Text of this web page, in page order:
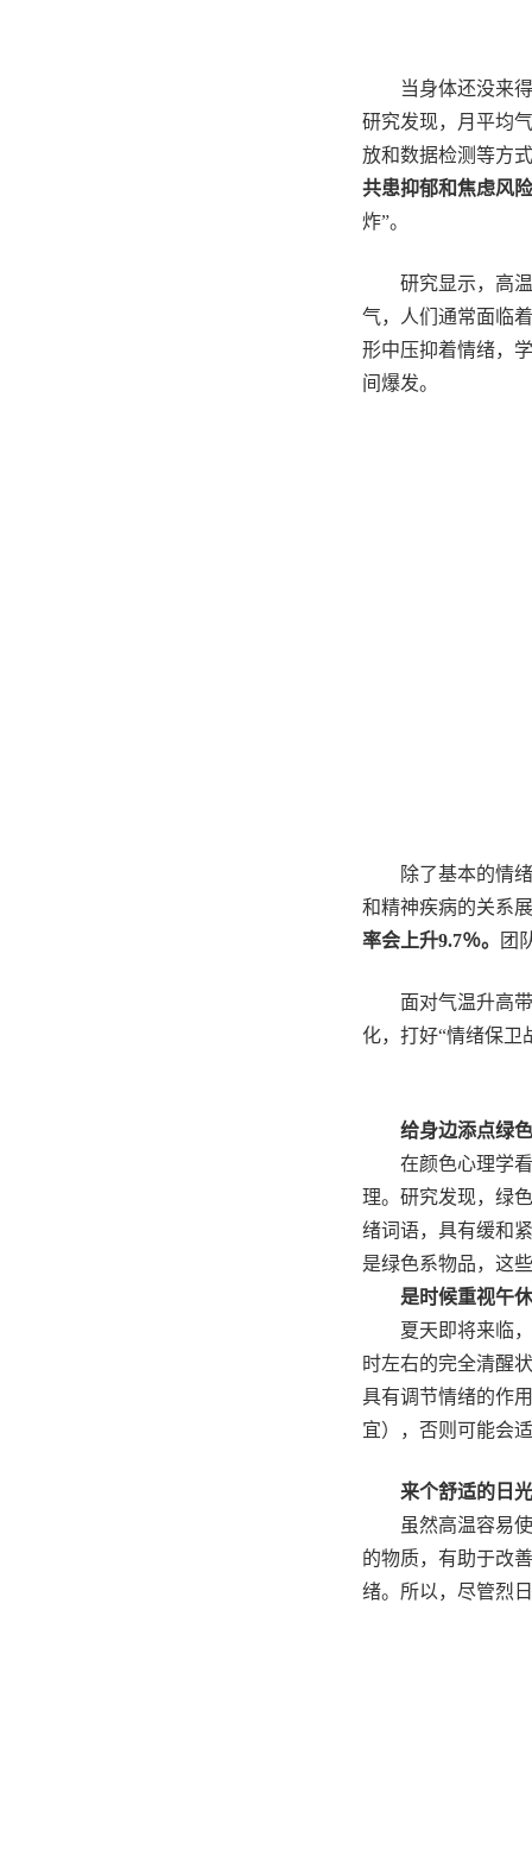
当身体还没来
研究发现，月平均
放和数据检测等方
共患抑郁和焦虑风
炸”。
研究显示，高
气，人们通常面临
形中压抑着情绪，
间爆发。
除了基本的情
和精神疾病的关系
率会上升9.7％。 团
面对气温升高
化，打好“情绪保卫
给身边添点绿色
在颜色心理学
理。研究发现，绿
绪词语，具有缓和
是绿色系物品，这
是时候重视午
夏天即将来临
时左右的完全清醒
具有调节情绪的作
宜），否则可能会
来个舒适的日
虽然高温容易
的物质，有助于改
绪。所以，尽管烈